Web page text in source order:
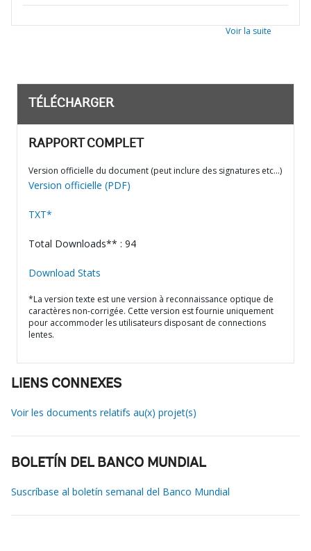
Voir la suite
TÉLÉCHARGER
RAPPORT COMPLET
Version officielle du document (peut inclure des signatures etc…)
Version officielle (PDF)
TXT*
Total Downloads** : 94
Download Stats
*La version texte est une version à reconnaissance optique de
caractères non-corrigée. Cette version est fournie uniquement
pour accommoder les utilisateurs disposant de connections
lentes.
LIENS CONNEXES
Voir les documents relatifs au(x) projet(s)
BOLETÍN DEL BANCO MUNDIAL
Suscríbase al boletín semanal del Banco Mundial